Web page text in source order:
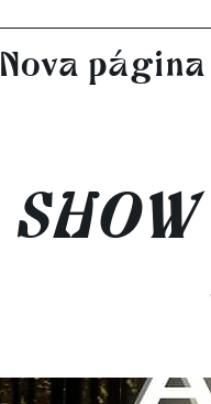
Nova página